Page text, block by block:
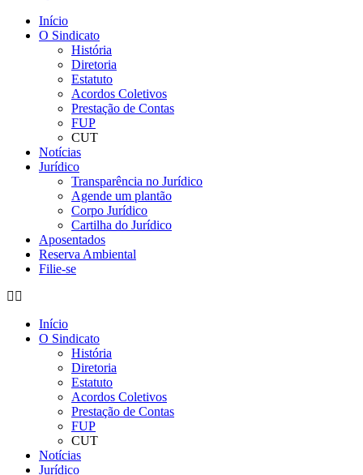
Início
O Sindicato
História
Diretoria
Estatuto
Acordos Coletivos
Prestação de Contas
FUP
CUT
Notícias
Jurídico
Transparência no Jurídico
Agende um plantão
Corpo Jurídico
Cartilha do Jurídico
Aposentados
Reserva Ambiental
Filie-se
Início
O Sindicato
História
Diretoria
Estatuto
Acordos Coletivos
Prestação de Contas
FUP
CUT
Notícias
Jurídico